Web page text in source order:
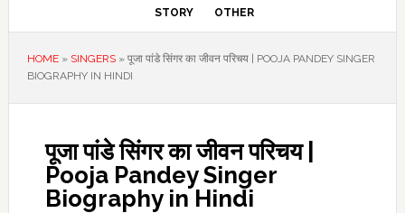
STORY OTHER
HOME» SINGERS» पूजा पांडे सिंगर का जीवन परिचय | POOJA PANDEY SINGER
BIOGRAPHY IN HINDI
पूजा पांडे सिंगर का जीवन परिचय |
Pooja Pandey Singer
Biography in Hindi